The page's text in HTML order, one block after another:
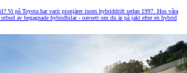
Vi på Toyota har varit pionjärer inom hybriddrift sedan 1997. Hos våra
av begagnade hybridbilar - oavsett om du är på jakt efter en hybrid